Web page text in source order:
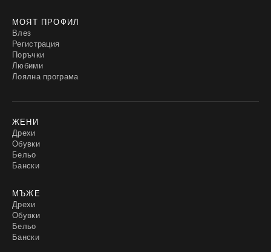
МОЯТ ПРОФИЛ
Влез
Регистрация
Поръчки
Любими
Лоялна програма
ЖЕНИ
Дрехи
Обувки
Бельо
Бански
МЪЖЕ
Дрехи
Обувки
Бельо
Бански